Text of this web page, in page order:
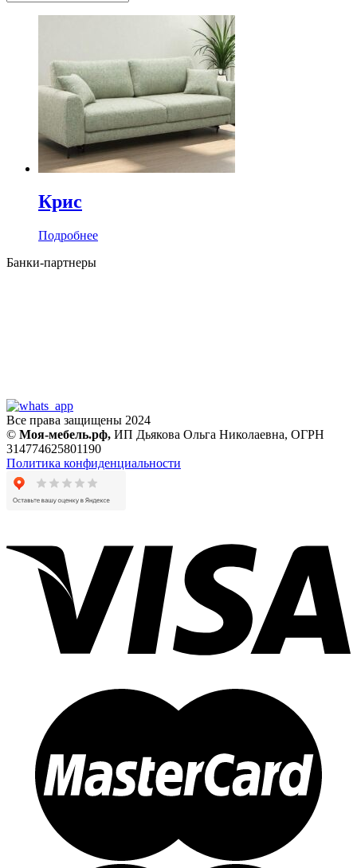
Крис
Подробнее
Банки-партнеры
Все права защищены 2024
© Моя-мебель.рф, ИП Дьякова Ольга Николаевна, ОГРН
314774625801190
Политика конфиденциальности